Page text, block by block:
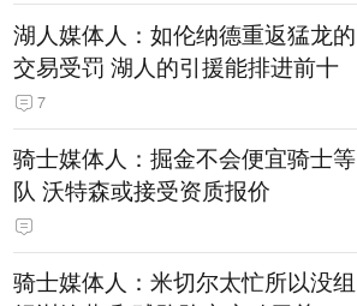
湖人媒体人：如伦纳德重返猛龙的
交易受罚 湖人的引援能排进前十
7
骑士媒体人：掘金不会便宜骑士等
队 沃特森或接受资质报价
骑士媒体人：米切尔太忙所以没组